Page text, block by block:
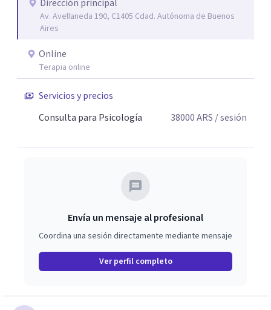
Dirección principal
Av. Avellaneda 190, C1405 Cdad. Autónoma de Buenos
Aires
Online
Terapia online
Servicios y precios
Consulta para Psicología
38000ARS / sesión
Envía un mensaje al profesional
Coordina una sesión directamente mediante mensaje
Ver perfil completo